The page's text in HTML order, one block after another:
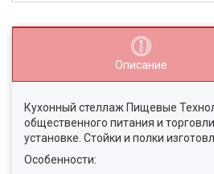
Описание
Кухонный стеллаж Пищевые
общественного питания и
установке. Стойки и полки
Особенности: